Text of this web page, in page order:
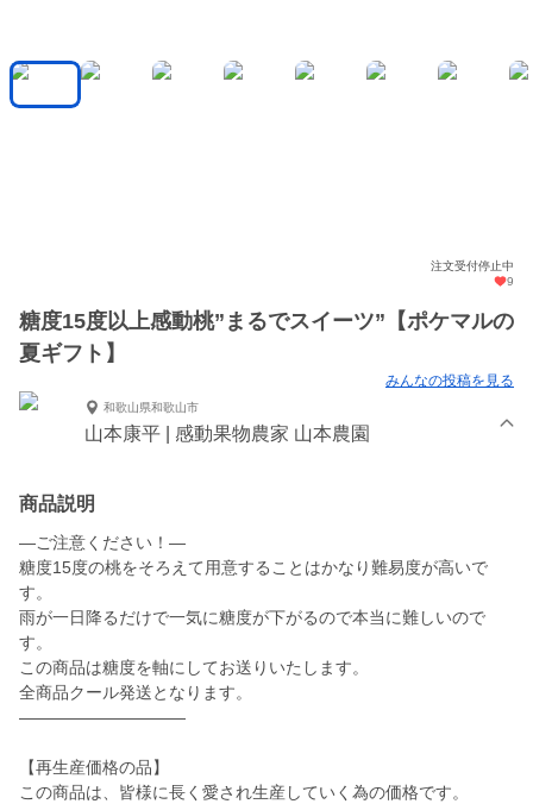
注文受付停止中
9
糖度15度以上感動桃”まるでスイーツ”【ポケマルの
夏ギフト】
みんなの投稿を見る
和歌山県和歌山市
山本康平 | 感動果物農家 山本農園
商品説明
—ご注意ください！—
糖度15度の桃をそろえて用意することはかなり難易度が高いで
す。
雨が一日降るだけで一気に糖度が下がるので本当に難しいので
す。
この商品は糖度を軸にしてお送りいたします。
全商品クール発送となります。
——————————
【再生産価格の品】
この商品は、皆様に長く愛され生産していく為の価格です。